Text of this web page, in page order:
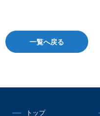
一覧へ戻る
トップ